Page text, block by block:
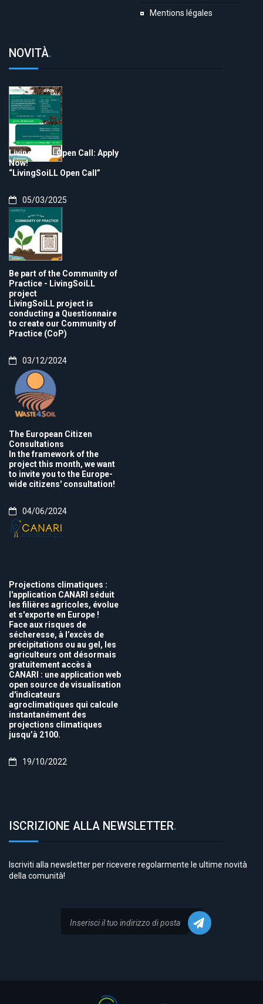
Mentions légales
NOVITÀ.
LivingSoiLL Open Call: Apply
Now!
“LivingSoiLL Open Call”
05/03/2025
Be part of the Community of
Practice - LivingSoiLL
project
LivingSoiLL project is
conducting a Questionnaire
to create our Community of
Practice (CoP)
03/12/2024
The European Citizen
Consultations
In the framework of the
project this month, we want
to invite you to the Europe-
wide citizens' consultation!
04/06/2024
Projections climatiques :
l'application CANARI séduit
les filières agricoles, évolue
et s'exporte en Europe !
Face aux risques de
sécheresse, à l’excès de
précipitations ou au gel, les
agriculteurs ont désormais
gratuitement accès à
CANARI : une application web
open source de visualisation
d'indicateurs
agroclimatiques qui calcule
instantanément des
projections climatiques
jusqu’à 2100.
19/10/2022
ISCRIZIONE ALLA NEWSLETTER.
Iscriviti alla newsletter per ricevere regolarmente le ultime novità
della comunità!